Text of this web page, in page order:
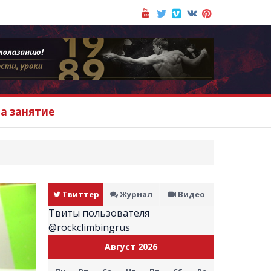
занятие
Твиттер Журнал Видео
Твиты пользователя
@rockclimbingrus
Август 2026